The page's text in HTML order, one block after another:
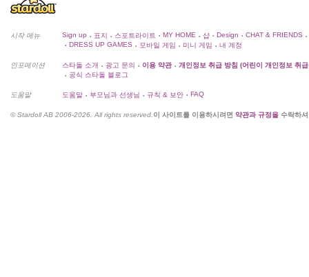
시작 메뉴 Sign up • 표지 • 스포트라이트 • MY HOME • 샵 • Design • CHAT & FRIENDS
•
• DRESS UP GAMES • 모바일 게임 • 미니 게임 • 내 계정
인포메이션 스타돌 소개 • 광고 문의 • 이용 약관 • 개인정보 취급 방침 (어린이 개인정보 취
• 공식 스타돌 블로그
도움말 도움말 • 부모님과 선생님 • 규칙 & 보안 • FAQ
© Stardoll AB 2006-2026. All rights reserved. 이 사이트를 이용하시려면 약관과 규정을 수락하